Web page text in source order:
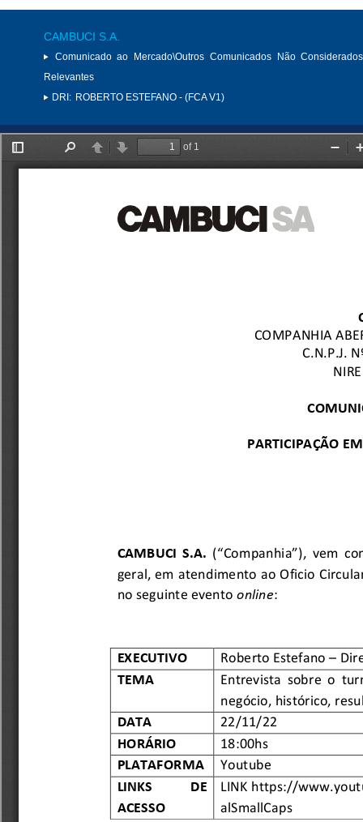
CAMBUCI S.A.
Comunicado ao Mercado\Outros Comunicados Não
Relevantes
DRI: ROBERTO ESTEFANO - (FCA V1)